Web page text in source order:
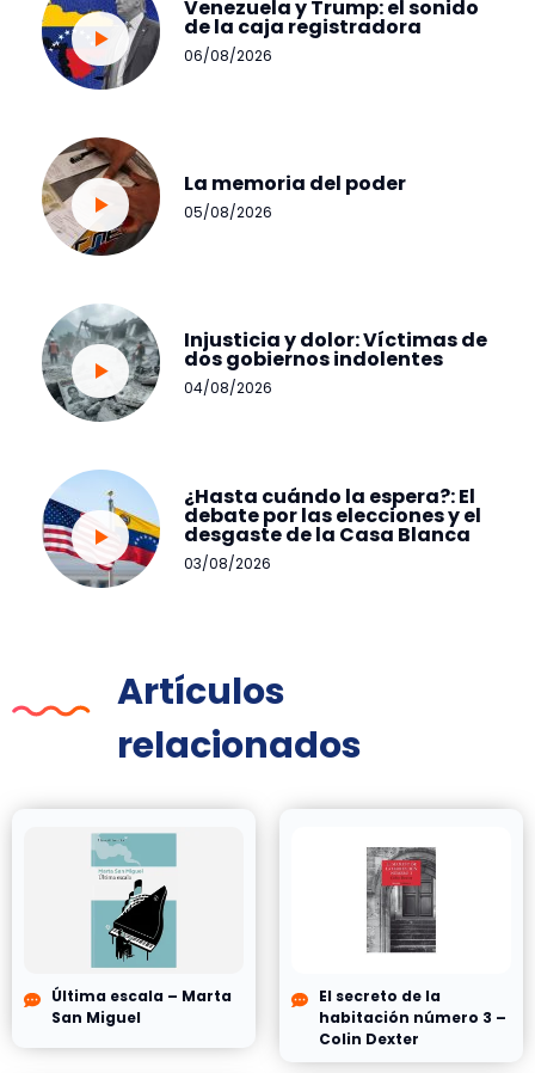
Venezuela y Trump: el sonido
de la caja registradora
06/08/2026
La memoria del poder
05/08/2026
Injusticia y dolor: Víctimas de
dos gobiernos indolentes
04/08/2026
¿Hasta cuándo la espera?: El
debate por las elecciones y el
desgaste de la Casa Blanca
03/08/2026
Artículos
relacionados
Última escala – Marta
San Miguel
El secreto de la
habitación número 3 –
Colin Dexter